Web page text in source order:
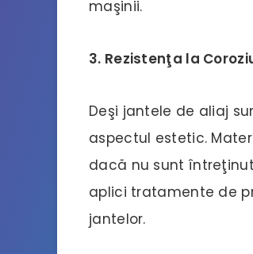
maşinii.
3. Rezistenţa la
Deşi jantele de aliaj
aspectul estetic.
dacă nu sunt
aplici tratamente de
jantelor.